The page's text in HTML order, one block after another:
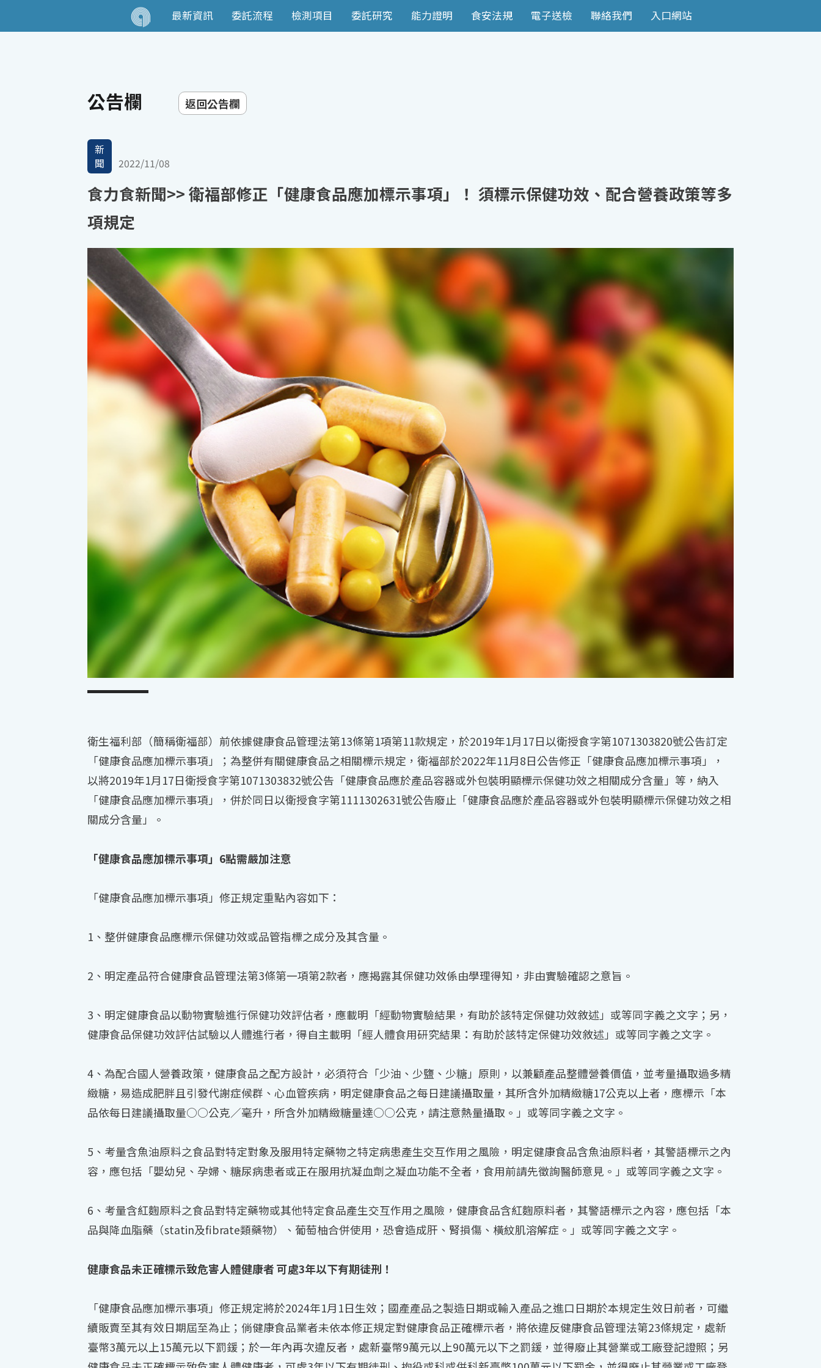
最新資訊 委託流程 檢測項目 委託研究 能力證明 食安法規 電子送檢 聯絡我們 入口網站
公告欄 返回公告欄
新
聞
2022/11/08
食力食新聞>> 衛福部修正「健康食品應加標示事項」！ 須標示保健功效、配合營養政策等多
項規定
衛生福利部（簡稱衛福部）前依據健康食品管理法第13條第1項第11款規定，於2019年1月17日以衛授食字第1071303820號公告訂定
「健康食品應加標示事項」；為整併有關健康食品之相關標示規定，衛福部於2022年11月8日公告修正「健康食品應加標示事項」，
以將2019年1月17日衛授食字第1071303832號公告「健康食品應於產品容器或外包裝明顯標示保健功效之相關成分含量」等，納入
「健康食品應加標示事項」，併於同日以衛授食字第1111302631號公告廢止「健康食品應於產品容器或外包裝明顯標示保健功效之相
關成分含量」。
「健康食品應加標示事項」6點需嚴加注意
「健康食品應加標示事項」修正規定重點內容如下：
1、整併健康食品應標示保健功效或品管指標之成分及其含量。
2、明定產品符合健康食品管理法第3條第一項第2款者，應揭露其保健功效係由學理得知，非由實驗確認之意旨。
3、明定健康食品以動物實驗進行保健功效評估者，應載明「經動物實驗結果，有助於該特定保健功效敘述」或等同字義之文字；另，
健康食品保健功效評估試驗以人體進行者，得自主載明「經人體食用研究結果：有助於該特定保健功效敘述」或等同字義之文字。
4、為配合國人營養政策，健康食品之配方設計，必須符合「少油、少鹽、少糖」原則，以兼顧產品整體營養價值，並考量攝取過多精
緻糖，易造成肥胖且引發代謝症候群、心血管疾病，明定健康食品之每日建議攝取量，其所含外加精緻糖17公克以上者，應標示「本
品依每日建議攝取量○○公克／毫升，所含外加精緻糖量達○○公克，請注意熱量攝取。」或等同字義之文字。
5、考量含魚油原料之食品對特定對象及服用特定藥物之特定病患產生交互作用之風險，明定健康食品含魚油原料者，其警語標示之內
容，應包括「嬰幼兒、孕婦、糖尿病患者或正在服用抗凝血劑之凝血功能不全者，食用前請先徵詢醫師意見。」或等同字義之文字。
6、考量含紅麴原料之食品對特定藥物或其他特定食品產生交互作用之風險，健康食品含紅麴原料者，其警語標示之內容，應包括「本
品與降血脂藥（statin及fibrate類藥物）、葡萄柚合併使用，恐會造成肝、腎損傷、橫紋肌溶解症。」或等同字義之文字。
健康食品未正確標示致危害人體健康者 可處3年以下有期徒刑！
「健康食品應加標示事項」修正規定將於2024年1月1日生效；國產產品之製造日期或輸入產品之進口日期於本規定生效日前者，可繼
續販賣至其有效日期屆至為止；倘健康食品業者未依本修正規定對健康食品正確標示者，將依違反健康食品管理法第23條規定，處新
臺幣3萬元以上15萬元以下罰鍰；於一年內再次違反者，處新臺幣9萬元以上90萬元以下之罰鍰，並得廢止其營業或工廠登記證照；另